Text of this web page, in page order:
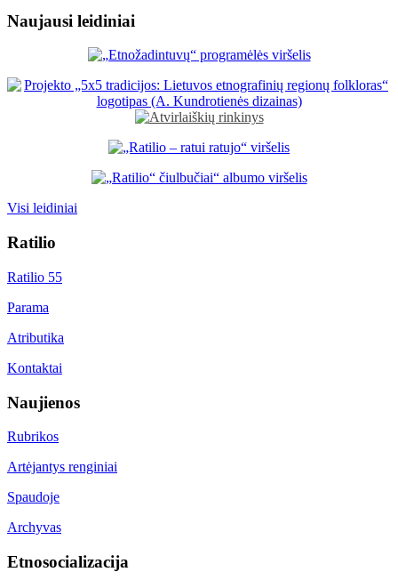
Naujausi leidiniai
Visi leidiniai
Ratilio
Ratilio 55
Parama
Atributika
Kontaktai
Naujienos
Rubrikos
Artėjantys renginiai
Spaudoje
Archyvas
Etnosocializacija